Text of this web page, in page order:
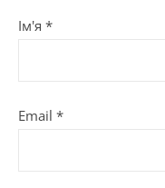
Ім'я *
Email *